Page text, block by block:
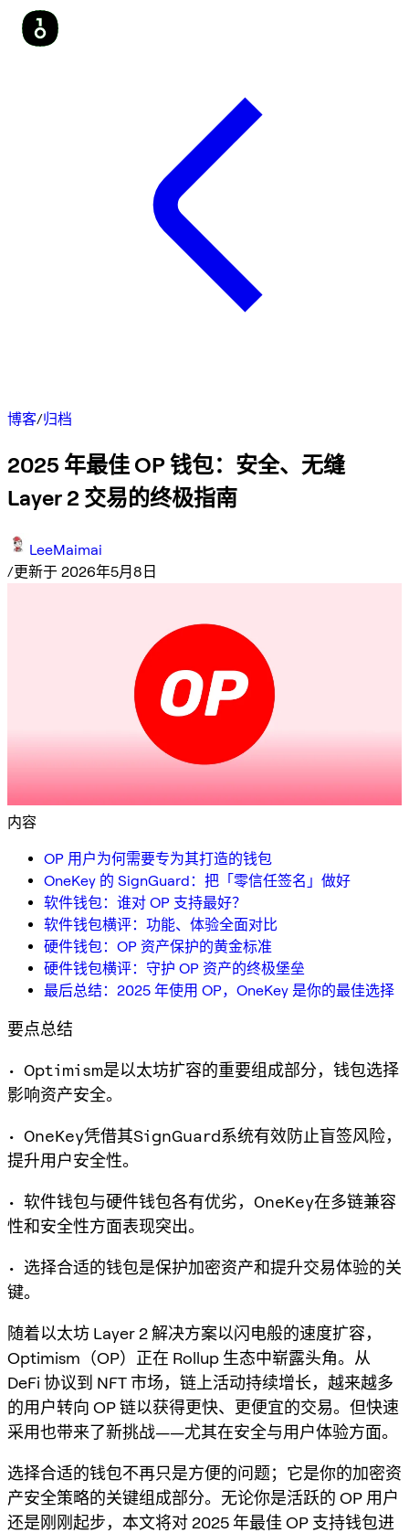
博客/归档
2025 年最佳 OP 钱包：安全、无缝
Layer 2 交易的终极指南
LeeMaimai
/更新于 2026年5月8日
内容
OP 用户为何需要专为其打造的钱包
OneKey 的 SignGuard：把「零信任签名」做好
软件钱包：谁对 OP 支持最好？
软件钱包横评：功能、体验全面对比
硬件钱包：OP 资产保护的黄金标准
硬件钱包横评：守护 OP 资产的终极堡垒
最后总结：2025 年使用 OP，OneKey 是你的最佳选择
要点总结
• Optimism是以太坊扩容的重要组成部分，钱包选择
影响资产安全。
• OneKey凭借其SignGuard系统有效防止盲签风险，
提升用户安全性。
• 软件钱包与硬件钱包各有优劣，OneKey在多链兼容
性和安全性方面表现突出。
• 选择合适的钱包是保护加密资产和提升交易体验的关
键。
随着以太坊 Layer 2 解决方案以闪电般的速度扩容，
Optimism（OP）正在 Rollup 生态中崭露头角。从
DeFi 协议到 NFT 市场，链上活动持续增长，越来越多
的用户转向 OP 链以获得更快、更便宜的交易。但快速
采用也带来了新挑战——尤其在安全与用户体验方面。
选择合适的钱包不再只是方便的问题；它是你的加密资
产安全策略的关键组成部分。无论你是活跃的 OP 用户
还是刚刚起步，本文将对 2025 年最佳 OP 支持钱包进